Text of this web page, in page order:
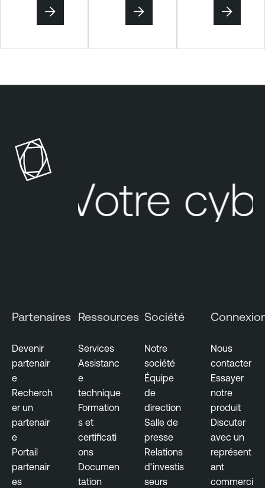
Votre
Partenaires
Devenir
partenair
e
Recherch
er un
partenair
e
Portail
partenair
es
Ressources
Services
Assistanc
e
technique
Formation
s et
certificati
ons
Documen
tation
Société
Notre
société
Équipe
de
direction
Salle de
presse
Relations
d'investis
seurs
Nous
contacter
Essayer
notre
produit
Discuter
avec un
représent
ant
commerci